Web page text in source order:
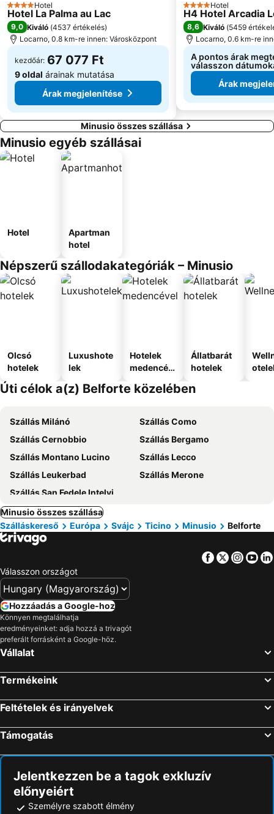
4 Kategória
Hotel
Hotel La Palma au Lac
9,0 Kiváló (4537 értékelés)
Locarno, 0.8 km-re innen: Városközpont
kezdőár: 67 077 Ft
9 oldal árainak mutatása
Árak megjelenítése
4 Kategória
Hotel
H4 Hotel Arcadia
8,6 Kiváló (5459
Locarno, 0.6 km-re
A pontos árak
válasszon
Árak
Minusio összes szállása
Minusio egyéb szállásai
Hotel
Apartman
hotel
Népszerű szállodakategóriák – Minusio
Olcsó
hotelek
Luxushote
lek
Hotelek
medencév
Állatbarát
hotelek
Úti célok a(z) Belforte közelében
Szállás Milánó
Szállás Como
Szállás Cernobbio
Szállás Bergamo
Szállás Montano Lucino
Szállás Lecco
Szállás Leukerbad
Szállás Merone
Szállás San Fedele Intelvi
Minusio összes szállása
Szálláskereső
Európa Svájc Ticino Minusio Belforte
Facebook
Twitter
Válasszon országot
Hozzáadás a Google-hoz
Könnyen megtalálhatja
eredményeinket: adja hozzá a trivagót
preferált forrásként a Google-höz.
Vállalat
Termékeink
Feltételek és irányelvek
Támogatás
Jelentkezzen be a tagok exkluzív
előnyeiért
Személyre szabott élmény